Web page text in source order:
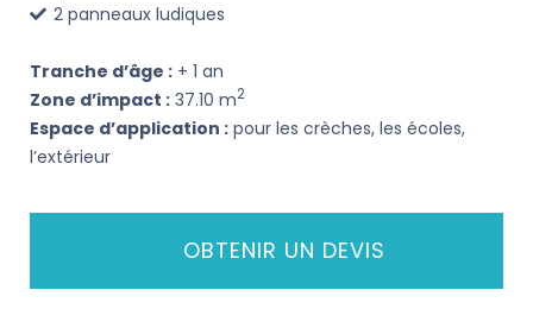
2 panneaux ludiques
Tranche d’âge : + 1 an
Zone d’impact : 37.10 m2
Espace d’application : pour les crèches, les écoles,
l’extérieur
OBTENIR UN DEVIS